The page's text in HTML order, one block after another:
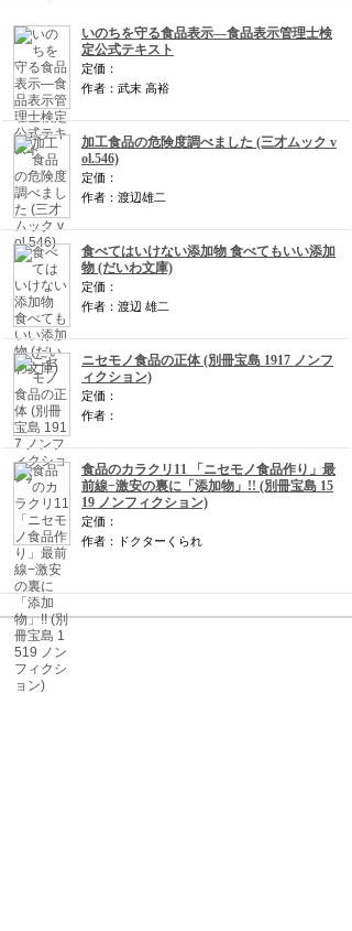
いのちを守る食品表示―食品表示管理士検
定公式テキスト
定価：
作者：武末 高裕
加工食品の危険度調べました (三才ムック v
ol.546)
定価：
作者：渡辺雄二
食べてはいけない添加物 食べてもいい添加
物 (だいわ文庫)
定価：
作者：渡辺 雄二
ニセモノ食品の正体 (別冊宝島 1917 ノンフ
ィクション)
定価：
作者：
食品のカラクリ11 「ニセモノ食品作り」最
前線−激安の裏に「添加物」!! (別冊宝島 15
19 ノンフィクション)
定価：
作者：ドクターくられ